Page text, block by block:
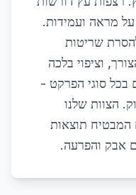
על מראה ועמידות.
שריטות
וציפוי בלכה
בכל סוגי הפרקט -
הצוות שלנו
תוצאות
אבק והפרעה.